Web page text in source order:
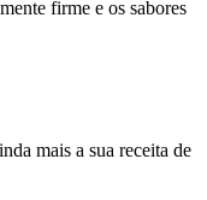
firme e os sabores
mais a sua receita de